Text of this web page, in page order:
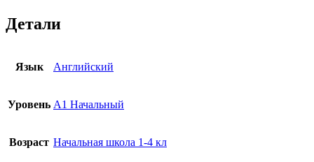
Детали
Язык Английский
Уровень A1 Начальный
Возраст Начальная школа 1-4 кл